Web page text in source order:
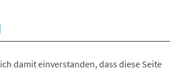
damit einverstanden, dass diese Seite